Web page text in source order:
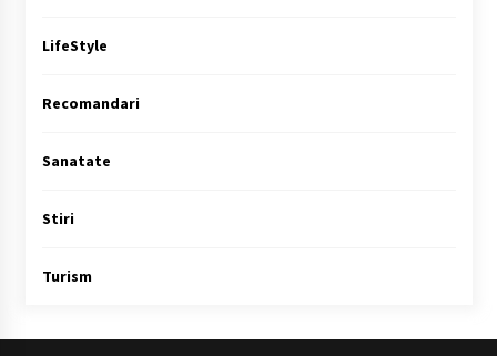
LifeStyle
Recomandari
Sanatate
Stiri
Turism